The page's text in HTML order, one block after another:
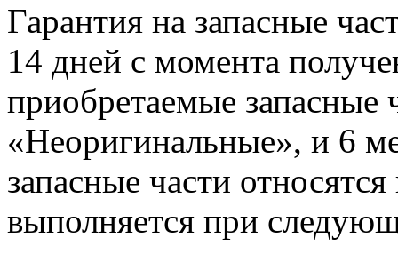
Гарантия на запасные
14 дней с момента
приобретаемые запасные
«Неоригинальные», и 6
запасные части
выполняется при